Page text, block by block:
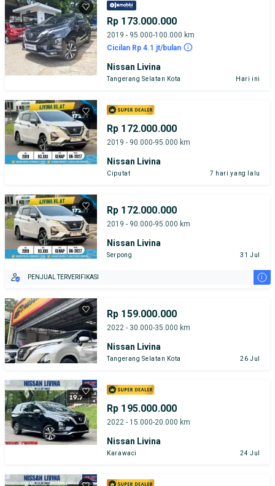
Rp 173.000.000
2019 - 95.000-100.000 km
Cicilan Rp 4.1 jt/bulan
Nissan Livina
Tangerang Selatan Kota Hari ini
Rp 172.000.000
2019 - 90.000-95.000 km
Nissan Livina
Ciputat 7 hari yang lalu
Rp 172.000.000
2019 - 90.000-95.000 km
Nissan Livina
Serpong 31 Jul
PENJUAL TERVERIFIKASI i
Rp 159.000.000
2022 - 30.000-35.000 km
Nissan Livina
Tangerang Selatan Kota 26 Jul
Rp 195.000.000
2022 - 15.000-20.000 km
Nissan Livina
Karawaci 24 Jul